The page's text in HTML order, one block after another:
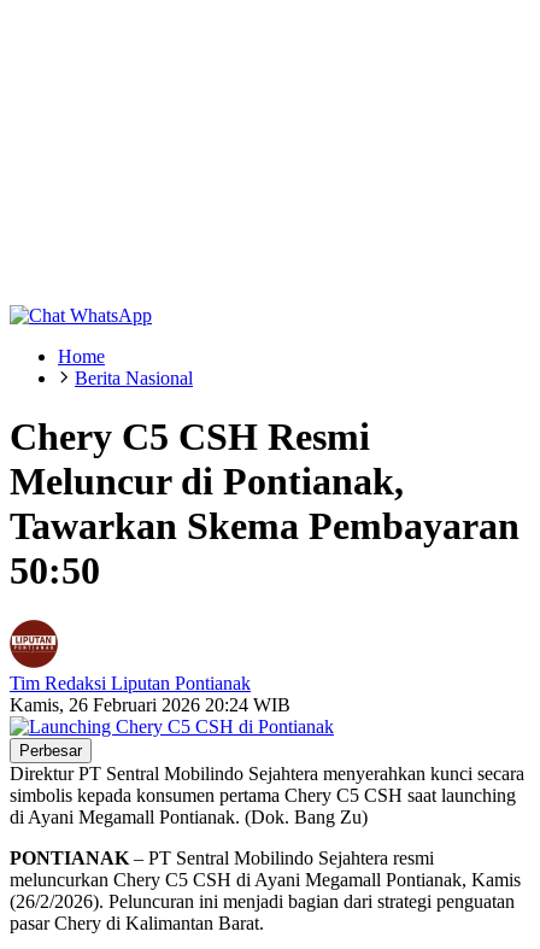
Home
Berita Nasional
Chery C5 CSH Resmi
Meluncur di Pontianak,
Tawarkan Skema Pembayaran
50:50
Tim Redaksi Liputan Pontianak
Kamis, 26 Februari 2026 20:24 WIB
Perbesar
Direktur PT Sentral Mobilindo Sejahtera menyerahkan kunci secara
simbolis kepada konsumen pertama Chery C5 CSH saat launching
di Ayani Megamall Pontianak. (Dok. Bang Zu)
PONTIANAK – PT Sentral Mobilindo Sejahtera resmi
meluncurkan Chery C5 CSH di Ayani Megamall Pontianak, Kamis
(26/2/2026). Peluncuran ini menjadi bagian dari strategi penguatan
pasarChery di Kalimantan Barat.